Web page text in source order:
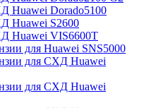
Huawei Dorado5100
Huawei S2600
Huawei VIS6600T
для Huawei SNS5000
для СХД Huawei
для СХД Huawei